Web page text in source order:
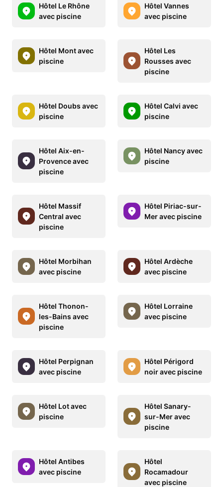
Hôtel Le Rhône
avec piscine
Hôtel Vannes
avec piscine
Hôtel Mont avec
piscine
Hôtel Les
Rousses avec
piscine
Hôtel Doubs avec
piscine
Hôtel Calvi avec
piscine
Hôtel Aix-en-
Provence avec
piscine
Hôtel Nancy avec
piscine
Hôtel Massif
Central avec
piscine
Hôtel Piriac-sur-
Mer avec piscine
Hôtel Morbihan
avec piscine
Hôtel Ardèche
avec piscine
Hôtel Thonon-
les-Bains avec
piscine
Hôtel Lorraine
avec piscine
Hôtel Perpignan
avec piscine
Hôtel Périgord
noir avec piscine
Hôtel Lot avec
piscine
Hôtel Sanary-
sur-Mer avec
piscine
Hôtel Antibes
avec piscine
Hôtel
Rocamadour
avec piscine